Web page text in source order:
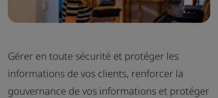
Gérer en toute sécurité et protéger les
informations de vos clients, renforcer la
gouvernance de vos informations et protéger